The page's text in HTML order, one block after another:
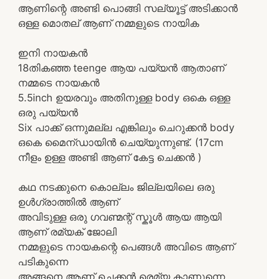
ആണിന്റെ അണ്ടി പൊങ്ങി സല്യൂട്ട് അടിക്കാൻ
ഒള്ള മൊതല് ആണ് നമ്മളുടെ നായിക
ഇനി നായകൻ
18തികഞ്ഞ teenge ആയ പയ്യൻ ആതാണ്
നമ്മടെ നായകൻ
5.5inch ഉയരവും അതിനുള്ള body ഒകെ ഒള്ള
ഒരു പയ്യൻ
Six പാക്ക് ഒന്നുമല്ല എങ്കിലും ചെറുക്കൻ body
ഒകെ മൈന്ഡായിൻ ചെയ്യുന്നുണ്ട്. (17cm
നീളം ഉള്ള അണ്ടി ആണ് കേട്ട ചെക്കൻ )
കഥ നടക്കുനെ കൊല്ലം ജില്ലയിലെ ഒരു
ഉൾഗ്രാത്തിൽ ആണ്
അവിടുള്ള ഒരു ഗവണ്മന്റ് സ്കൂൾ ആയ ആയി
ആണ് രമ്യക് ജോലി
നമ്മളുടെ നായകന്റെ പെങ്ങൾ അവിടെ ആണ്
പടികുന്നെ
അങ്ങനെ ആണ് ചെക്കൻ രെമ്യ കാണുന്നെ